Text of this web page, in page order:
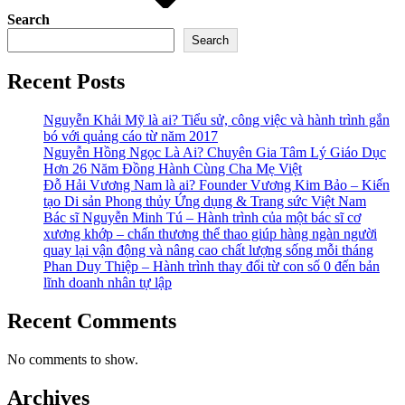
Search
Search
Recent Posts
Nguyễn Khải Mỹ là ai? Tiểu sử, công việc và hành trình gắn
bó với quảng cáo từ năm 2017
Nguyễn Hồng Ngọc Là Ai? Chuyên Gia Tâm Lý Giáo Dục
Hơn 26 Năm Đồng Hành Cùng Cha Mẹ Việt
Đỗ Hải Vương Nam là ai? Founder Vương Kim Bảo – Kiến
tạo Di sản Phong thủy Ứng dụng & Trang sức Việt Nam
Bác sĩ Nguyễn Minh Tú – Hành trình của một bác sĩ cơ
xương khớp – chấn thương thể thao giúp hàng ngàn người
quay lại vận động và nâng cao chất lượng sống mỗi tháng
Phan Duy Thiệp – Hành trình thay đổi từ con số 0 đến bản
lĩnh doanh nhân tự lập
Recent Comments
No comments to show.
Archives